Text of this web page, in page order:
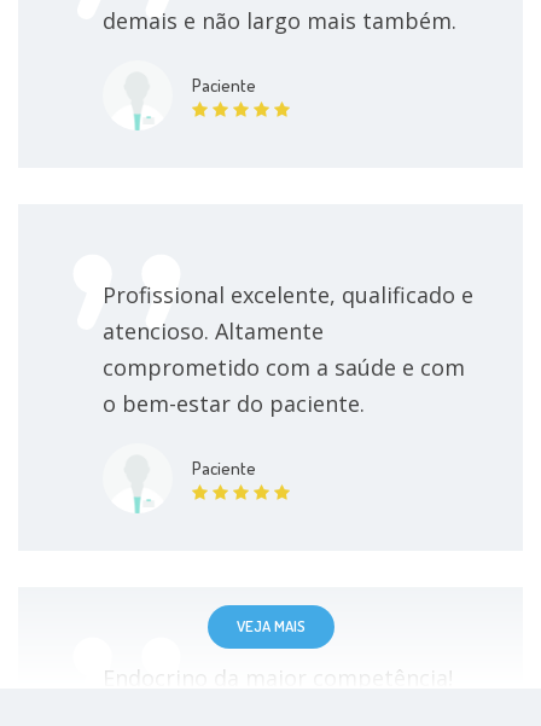
demais e não largo mais também.
Paciente
Profissional excelente, qualificado e
atencioso. Altamente
comprometido com a saúde e com
o bem-estar do paciente.
Paciente
Endocrino da maior competência!
VEJA MAIS